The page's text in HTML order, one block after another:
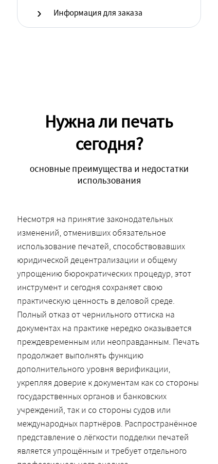
Информация для заказа
Нужна ли печать
сегодня?
основные преимущества и недостатки
использования
Несмотря на принятие законодательных
изменений, отменивших обязательное
использование печатей, способствовавших
юридической децентрализации и общему
упрощению бюрократических процедур, этот
инструмент и сегодня сохраняет свою
практическую ценность в деловой среде.
Полный отказ от чернильного оттиска на
документах на практике нередко оказывается
преждевременным или неоправданным. Печать
продолжает выполнять функцию
дополнительного уровня верификации,
укрепляя доверие к документам как со стороны
государственных органов и банковских
учреждений, так и со стороны судов или
международных партнёров. Распространённое
представление о лёгкости подделки печатей
является упрощённым и требует отдельного